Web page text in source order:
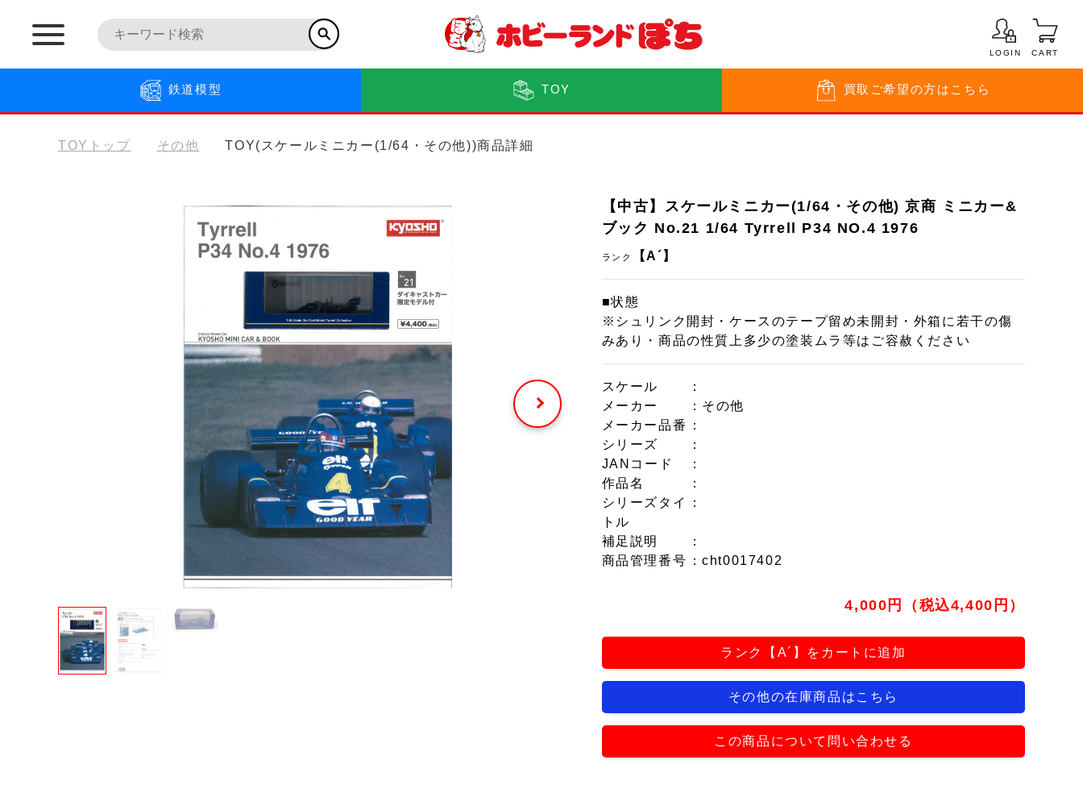
LOGIN CART
鉄道模型 TOY 買取 ご希望の方はこちら
TOYトップ その他 TOY(スケールミニカー(1/64・その他))商品詳細
【中古】スケールミニカー(1/64・その他) 京商 ミニカー&
ブック No.21 1/64 Tyrrell P34 NO.4 1976
ランク 【A´】
■状態
※シュリンク開封・ケースのテープ留め未開封・外箱に若干の傷
みあり・商品の性質上多少の塗装ムラ等はご容赦ください
スケール
：
メーカー
：その他
メーカー品番
：
シリーズ
：
JANコード
：
作品名
：
シリーズタイ
トル
：
補足説明
：
商品管理番号 ：cht0017402
4,000円（税込4,400円）
ランク【A´】をカートに追加
その他の在庫商品はこちら
この商品について問い合わせる